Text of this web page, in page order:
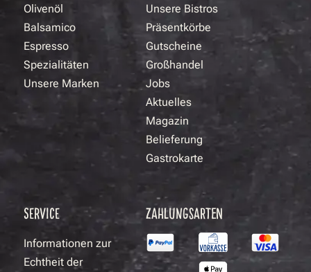
Olivenöl
Balsamico
Espresso
Spezialitäten
Unsere Marken
Unsere Bistros
Präsentkörbe
Gutscheine
Großhandel
Jobs
Aktuelles
Magazin
Belieferung
Gastrokarte
SERVICE
Informationen zur
Echtheit der
ZAHLUNGSARTEN